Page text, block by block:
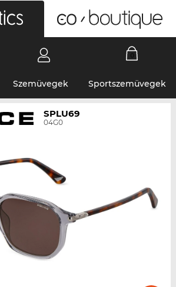
Szemüvegek Sportszemüvegek
SPLU69
04G0